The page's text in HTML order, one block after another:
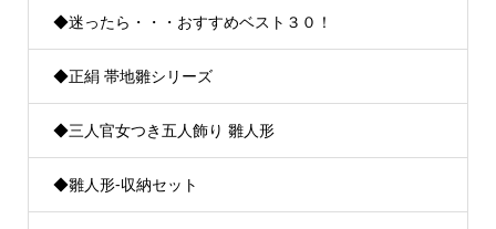
◆迷ったら・・・おすすめベスト３０！
◆正絹 帯地雛シリーズ
◆三人官女つき五人飾り 雛人形
◆雛人形-収納セット